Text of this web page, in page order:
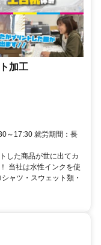
加工
～17:30 就労期間：長
した商品が世に出てカ
当社は水性インクを使
ャツ・スウェット類・